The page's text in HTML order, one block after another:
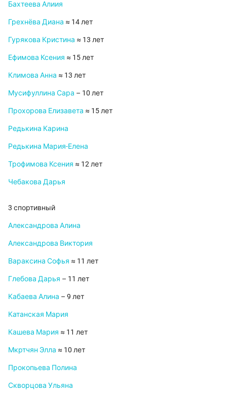
Бахтеева Алиия
Грехнёва Диана ≈ 14 лет
Гурякова Кристина ≈ 13 лет
Ефимова Ксения ≈ 15 лет
Климова Анна ≈ 13 лет
Мусифуллина Сара – 10 лет
Прохорова Елизавета ≈ 15 лет
Редькина Карина
Редькина Мария-Елена
Трофимова Ксения ≈ 12 лет
Чебакова Дарья
3 спортивный
Александрова Алина
Александрова Виктория
Вараксина Софья ≈ 11 лет
Глебова Дарья – 11 лет
Кабаева Алина – 9 лет
Катанская Мария
Кашева Мария ≈ 11 лет
Мкртчян Элла ≈ 10 лет
Прокопьева Полина
Скворцова Ульяна